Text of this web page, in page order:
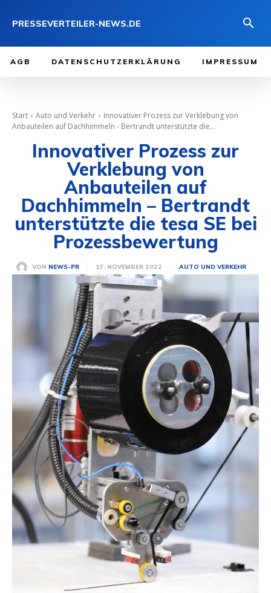
PRESSEVERTEILER-NEWS.DE
AGB DATENSCHUTZERKLÄRUNG IMPRESSUM
Start Auto und Verkehr
Innovativer Prozess zur Verklebung von
Anbauteilen auf Dachhimmeln - Bertrandt unterstützte die...
Innovativer Prozess zur
Verklebung von
Anbauteilen auf
Dachhimmeln – Bertrandt
unterstützte die tesa SE bei
Prozessbewertung
VON NEWS-PR 17. NOVEMBER 2022 AUTO UND VERKEHR